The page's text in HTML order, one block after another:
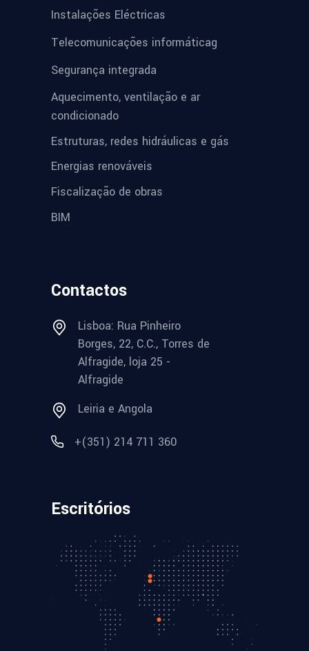
Instalações Eléctricas
Telecomunicações informáticag
Segurança integrada
Aquecimento, ventilação e ar
condicionado
Estruturas, redes hidráulicas e gás
Energias renováveis
Fiscalização de obras
BIM
Contactos
Lisboa: Rua Pinheiro
Borges, 22, C.C., Torres de
Alfragide, loja 25 -
Alfragide
Leiria e Angola
+(351) 214 711 360
Escritórios